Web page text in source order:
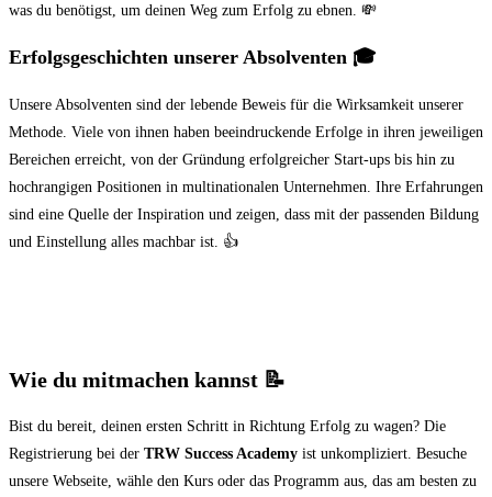
was du benötigst, um deinen Weg zum Erfolg zu ebnen. 💸
Erfolgsgeschichten unserer Absolventen 🎓
Unsere Absolventen sind der lebende Beweis für die Wirksamkeit unserer
Methode. Viele von ihnen haben beeindruckende Erfolge in ihren jeweiligen
Bereichen erreicht, von der Gründung erfolgreicher Start-ups bis hin zu
hochrangigen Positionen in multinationalen Unternehmen. Ihre Erfahrungen
sind eine Quelle der Inspiration und zeigen, dass mit der passenden Bildung
und Einstellung alles machbar ist. 👍
Wie du mitmachen kannst 📝
Bist du bereit, deinen ersten Schritt in Richtung Erfolg zu wagen? Die
Registrierung bei der TRW Success Academy ist unkompliziert. Besuche
unsere Webseite, wähle den Kurs oder das Programm aus, das am besten zu